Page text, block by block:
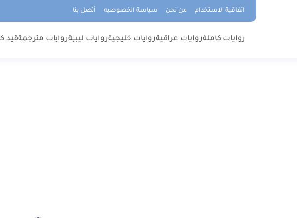
اتفاقية الاستخدام من نحن سياسة الخصوصيه أتصل بنا
روايات كاملةروايات عراقيةروايات خليجيةروايات ليبيةروايات مترجمةقيد